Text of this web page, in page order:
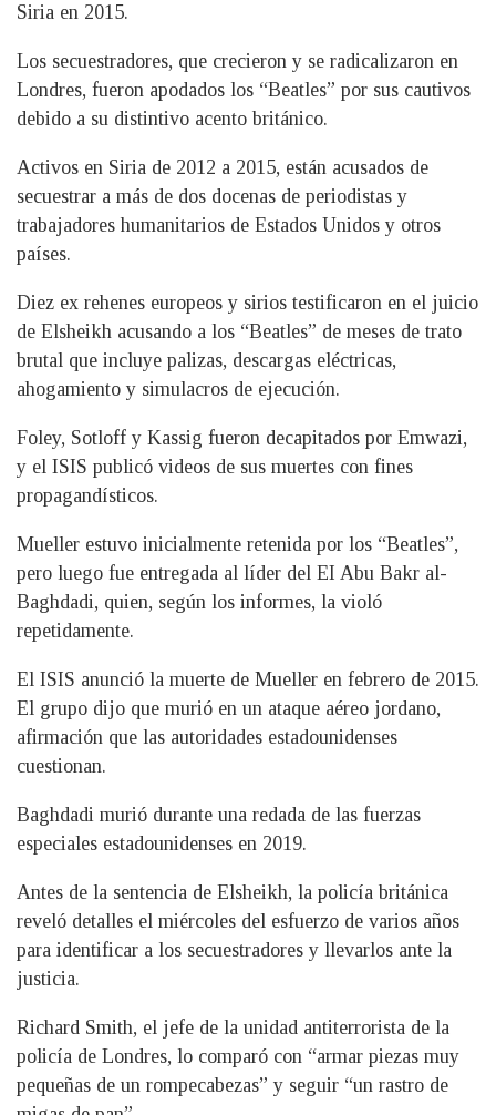
Siria en 2015.
Los secuestradores, que crecieron y se radicalizaron en
Londres, fueron apodados los “Beatles” por sus cautivos
debido a su distintivo acento británico.
Activos en Siria de 2012 a 2015, están acusados de
secuestrar a más de dos docenas de periodistas y
trabajadores humanitarios de Estados Unidos y otros
países.
Diez ex rehenes europeos y sirios testificaron en el juicio
de Elsheikh acusando a los “Beatles” de meses de trato
brutal que incluye palizas, descargas eléctricas,
ahogamiento y simulacros de ejecución.
Foley, Sotloff y Kassig fueron decapitados por Emwazi,
y el ISIS publicó videos de sus muertes con fines
propagandísticos.
Mueller estuvo inicialmente retenida por los “Beatles”,
pero luego fue entregada al líder del EI Abu Bakr al-
Baghdadi, quien, según los informes, la violó
repetidamente.
El ISIS anunció la muerte de Mueller en febrero de 2015.
El grupo dijo que murió en un ataque aéreo jordano,
afirmación que las autoridades estadounidenses
cuestionan.
Baghdadi murió durante una redada de las fuerzas
especiales estadounidenses en 2019.
Antes de la sentencia de Elsheikh, la policía británica
reveló detalles el miércoles del esfuerzo de varios años
para identificar a los secuestradores y llevarlos ante la
justicia.
Richard Smith, el jefe de la unidad antiterrorista de la
policía de Londres, lo comparó con “armar piezas muy
pequeñas de un rompecabezas” y seguir “un rastro de